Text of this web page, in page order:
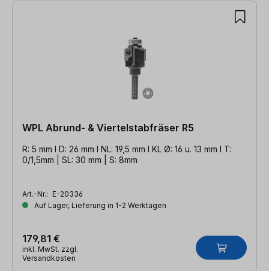
WPL Abrund- & Viertelstabfräser R5
R: 5 mm l D: 26 mm l NL: 19,5 mm l KL Ø: 16 u. 13 mm l T:
0/1,5mm | SL: 30 mm | S: 8mm
Art.-Nr.: E-20336
Auf Lager, Lieferung in 1-2 Werktagen
179,81 €
inkl. MwSt. zzgl.
Versandkosten